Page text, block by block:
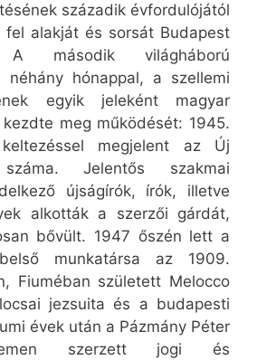
századik évfordulójától
fel alakját és sorsát Budapest
A második világháború
néhány hónappal, a szellemi
egyik jeleként magyar
meg működését: 1945.
megjelent az Új
Jelentős szakmai
újságírók, írók, illetve
alkották a szerzői gárdát,
bővült. 1947 őszén lett a
munkatársa az 1909.
Fiuméban született Melocco
jezsuita és a budapesti
évek után a Pázmány Péter
szerzett jogi és